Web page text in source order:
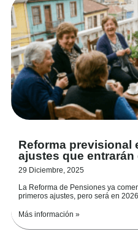
Reforma previsional
ajustes que
29 Diciembre, 2025
La Reforma de Pensiones ya
primeros ajustes, pero será en
Más información »